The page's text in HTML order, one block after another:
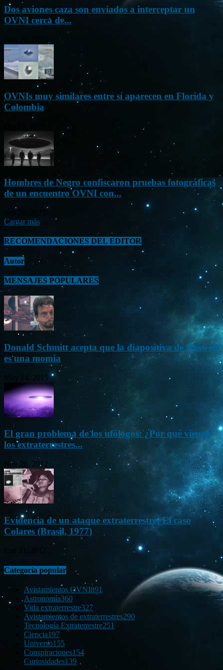
Dos aviones caza son enviados a interceptar un
OVNI cerca de...
OVNIs muy similares entre sí aparecen en Florida y
Colombia
Hombres de Negro confiscaron pruebas fotográficas
de un encuentro OVNI con...
Cargar más
RECOMENDACIONES DEL EDITOR
Autor
MENSAJES POPULARES
Donald Schmitt acepta que la diapositiva de Roswell
es una momia
May 14, 2015
El gran problema de los ufólogos: ¿Por qué vienen
los extraterrestres...
Nov 26, 2012
Evidencia de un ataque extraterrestre: El caso
Colares (Brasil, 1977)
Categoría popular
Avistamientos OVNI891
Astronomía360
Vida extraterrestre327
Avistamientos de extraterrestres290
Tecnología Extraterrestre251
Ciencia197
Universo155
Conspiraciones154
Curiosidades139